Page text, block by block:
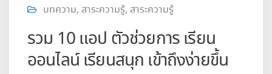
บทความ, สาระความรู้, สาระความรู้
รวม 10 แอป ตัวช่วยการ เรียน
ออนไลน์ เรียนสนุก เข้าถึงง่ายขึ้น